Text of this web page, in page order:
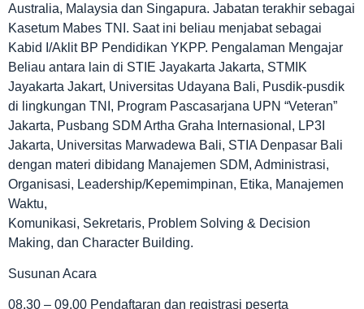
Australia, Malaysia dan Singapura. Jabatan terakhir sebagai
Kasetum Mabes TNI. Saat ini beliau menjabat sebagai
Kabid I/Aklit BP Pendidikan YKPP. Pengalaman Mengajar
Beliau antara lain di STIE Jayakarta Jakarta, STMIK
Jayakarta Jakart, Universitas Udayana Bali, Pusdik-pusdik
di lingkungan TNI, Program Pascasarjana UPN “Veteran”
Jakarta, Pusbang SDM Artha Graha Internasional, LP3I
Jakarta, Universitas Marwadewa Bali, STIA Denpasar Bali
dengan materi dibidang Manajemen SDM, Administrasi,
Organisasi, Leadership/Kepemimpinan, Etika, Manajemen
Waktu,
Komunikasi, Sekretaris, Problem Solving & Decision
Making, dan Character Building.
Susunan Acara
08.30 – 09.00 Pendaftaran dan registrasi peserta